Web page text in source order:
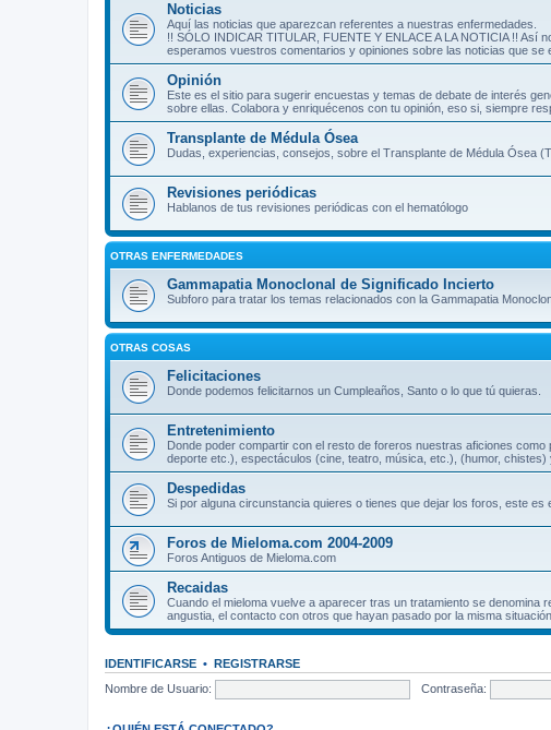
Noticias
Aquí las noticias que aparezcan referentes a nuestras enfermedades.
!! SÓLO INDICAR TITULAR, FUENTE Y ENLACE A LA NOTICIA !! Así
esperamos vuestros comentarios y opiniones sobre las noticias que se
Opinión
Este es el sitio para sugerir encuestas y temas de debate de interés
sobre ellas. Colabora y enriquécenos con tu opinión, eso si, siempre
Transplante de Médula Ósea
Dudas, experiencias, consejos, sobre el Transplante de Médula Ósea
Revisiones periódicas
Hablanos de tus revisiones periódicas con el hematólogo
OTRAS ENFERMEDADES
Gammapatia Monoclonal de Significado Incierto
Subforo para tratar los temas relacionados con la Gammapatia
OTRAS COSAS
Felicitaciones
Donde podemos felicitarnos un Cumpleaños, Santo o lo que tú quieras.
Entretenimiento
Donde poder compartir con el resto de foreros nuestras aficiones como
deporte etc.), espectáculos (cine, teatro, música, etc.), (humor,
Despedidas
Si por alguna circunstancia quieres o tienes que dejar los foros, este es
Foros de Mieloma.com 2004-2009
Foros Antiguos de Mieloma.com
Recaidas
Cuando el mieloma vuelve a aparecer tras un tratamiento se
angustia, el contacto con otros que hayan pasado por la misma
IDENTIFICARSE • REGISTRARSE
Nombre de Usuario:
Contraseña: